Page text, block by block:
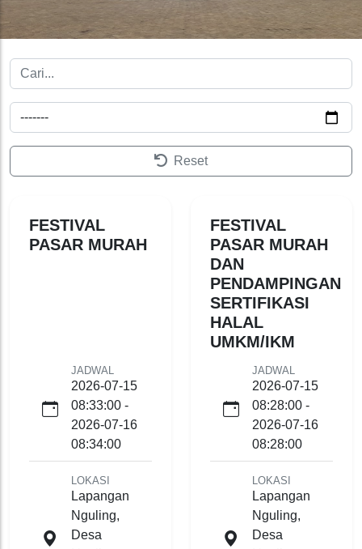
Reset
FESTIVAL
PASAR MURAH
JADWAL
2026-07-15
08:33:00 -
2026-07-16
08:34:00
LOKASI
Lapangan
Nguling,
Desa
FESTIVAL
PASAR MURAH
DAN
PENDAMPINGAN
SERTIFIKASI
HALAL
UMKM/IKM
JADWAL
2026-07-15
08:28:00 -
2026-07-16
08:28:00
LOKASI
Lapangan
Nguling,
Desa